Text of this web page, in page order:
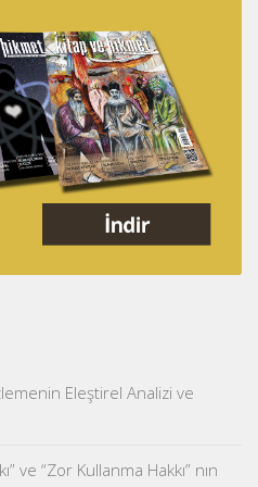
Eleştirel Analizi ve
ve “Zor Kullanma Hakkı” nın